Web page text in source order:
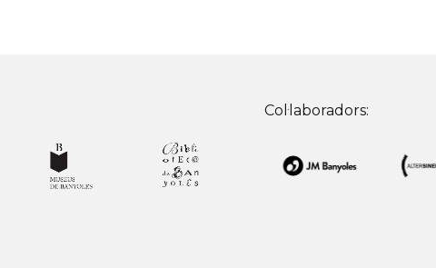
Col·laboradors: